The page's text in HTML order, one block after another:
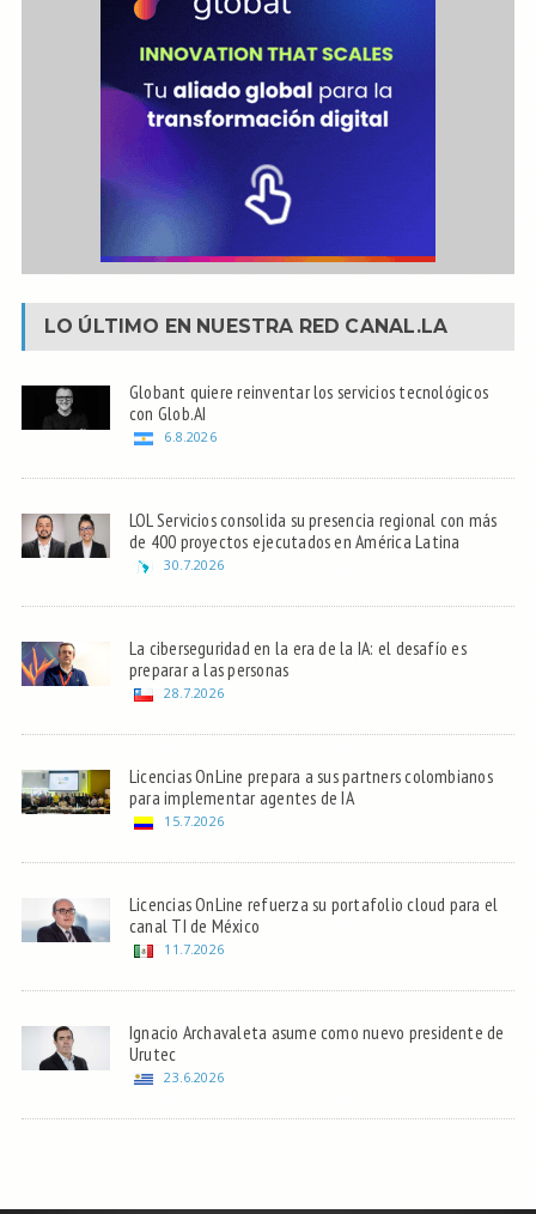
LO ÚLTIMO EN NUESTRA RED CANAL.LA
Globant quiere reinventar los servicios tecnológicos
con Glob.AI
6.8.2026
LOL Servicios consolida su presencia regional con más
de 400 proyectos ejecutados en América Latina
30.7.2026
La ciberseguridad en la era de la IA: el desafío es
preparar a las personas
28.7.2026
Licencias OnLine prepara a sus partners colombianos
para implementar agentes de IA
15.7.2026
Licencias OnLine refuerza su portafolio cloud para el
canal TI de México
11.7.2026
Ignacio Archavaleta asume como nuevo presidente de
Urutec
23.6.2026